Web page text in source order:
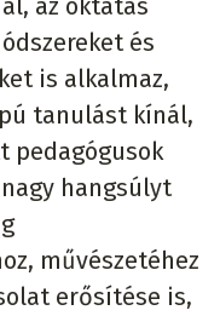
és
is alkalmaz,
tanulást kínál,
pedagógusok
hangsúlyt
művészetéhez
erősítése is,